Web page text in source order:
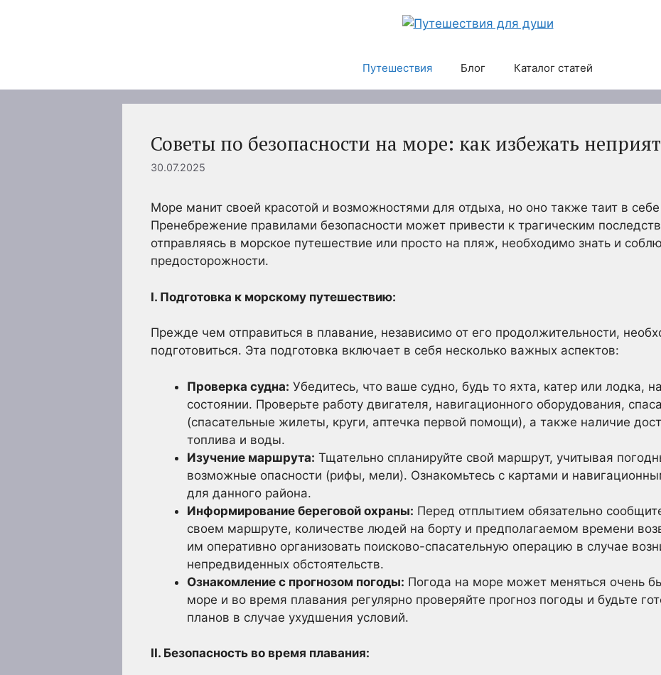
Путешествия Блог Каталог статей
Советы по безопасности на море: как избежать
30.07.2025
Море манит своей красотой и возможностями для отдыха, но оно также таит в
Пренебрежение правилами безопасности может привести к трагическим
отправляясь в морское путешествие или просто на пляж, необходимо знать и
предосторожности.
I. Подготовка к морскому путешествию:
Прежде чем отправиться в плавание, независимо от его продолжительности,
подготовиться. Эта подготовка включает в себя несколько важных аспектов:
Проверка судна: Убедитесь, что ваше судно, будь то яхта, катер или лодка,
состоянии. Проверьте работу двигателя, навигационного оборудования,
(спасательные жилеты, круги, аптечка первой помощи), а также наличие
топлива и воды.
Изучение маршрута: Тщательно спланируйте свой маршрут, учитывая
возможные опасности (рифы, мели). Ознакомьтесь с картами и
для данного района.
Информирование береговой охраны: Перед отплытием обязательно
своем маршруте, количестве людей на борту и предполагаемом времени
им оперативно организовать поисково-спасательную операцию в случае
непредвиденных обстоятельств.
Ознакомление с прогнозом погоды: Погода на море может меняться очень
море и во время плавания регулярно проверяйте прогноз погоды и будьте
планов в случае ухудшения условий.
II. Безопасность во время плавания: